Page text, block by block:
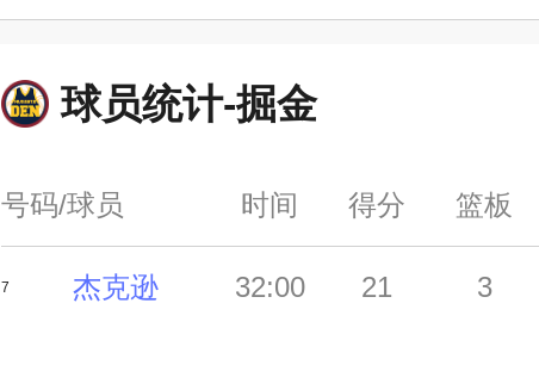
球员统计-掘金
号码/球员
7 杰克逊
时间
32:00
得分
21
篮板
3